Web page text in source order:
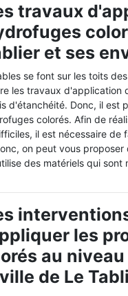
travaux
et ses
se font sur les toits
les travaux d'application
d'étanchéité. Donc, il est
colorés. Afin de
il est nécessaire de
on peut vous
des matériels qui sont
les
au niveau
de Le